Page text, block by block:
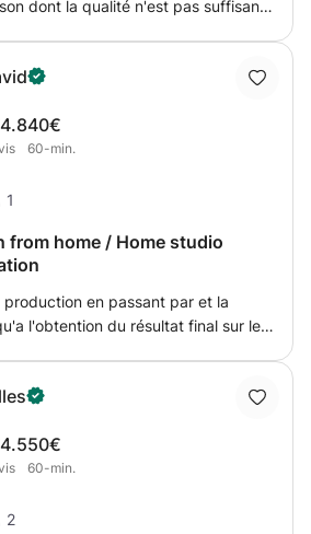
dont la qualité n'est pas suffisante
et
4.840€
60-min.
1
from home / Home studio
production en passant par et la
l'obtention du résultat final sur les
connecte. Avec une
Apple Logic Proc X et Ableton Live,
valides sur n'importe quel DAW
ainsi que sur la configuration
/ logiciel) à acheter en
4.550€
60-min.
2